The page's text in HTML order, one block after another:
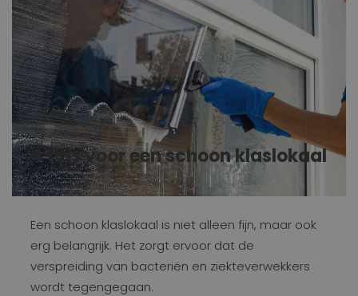
4 tips voor een schoon klaslokaal
Een schoon klaslokaal is niet alleen fijn, maar ook
erg belangrijk. Het zorgt ervoor dat de
verspreiding van bacteriën en ziekteverwekkers
wordt tegengegaan.